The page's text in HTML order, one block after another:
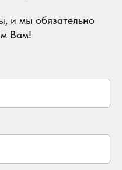
и мы обязательно
Вам!